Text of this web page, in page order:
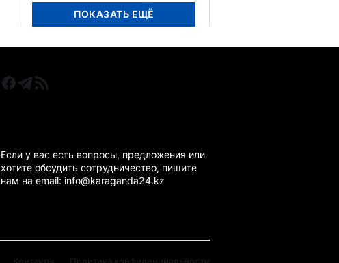
ПОКАЗАТЬ ЕЩЁ
Если у вас есть вопросы, предложения или
хотите обсудить сотрудничество, пишите
нам на email: info@karaganda24.kz